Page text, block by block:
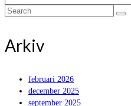
Search
Arkiv
februari 2026
december 2025
september 2025